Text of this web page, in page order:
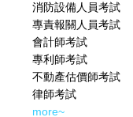
消防設備人員考試
專責報關人員考試
會計師考試
專利師考試
不動產估價師考試
律師考試
more~